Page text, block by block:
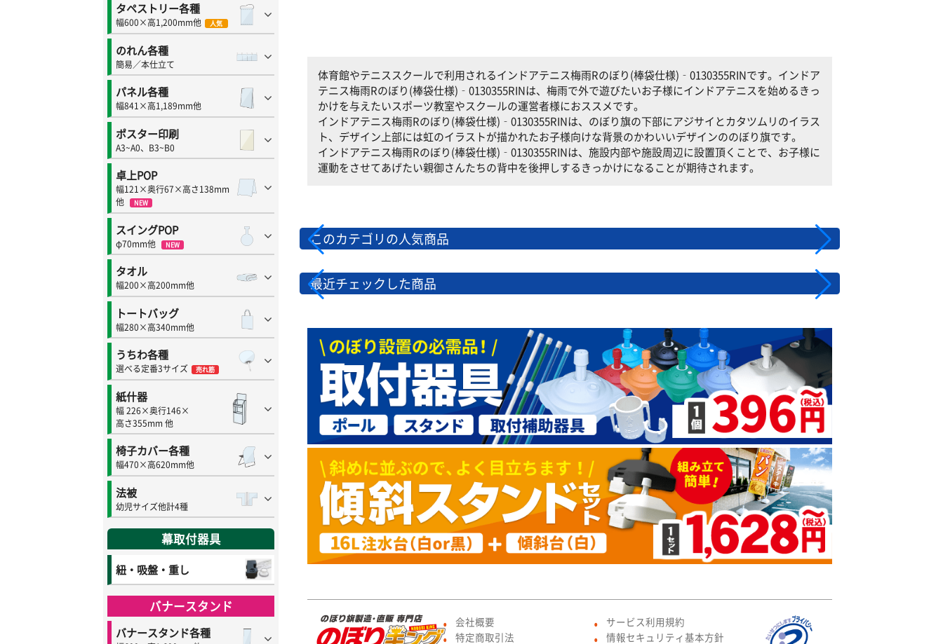
タペストリー各種
幅600×高1,200mm他 人気
のれん各種
簡易／本仕立て
パネル各種
幅841×高1,189mm他
ポスター印刷
A3~A0、B3~B0
卓上POP
幅121×奥行67×高さ138mm
他
NEW
スイングPOP
φ70mm他 NEW
タオル
幅200×高200mm他
トートバッグ
幅280×高340mm他
うちわ各種
選べる定番3サイズ 売れ筋
紙什器
幅 226×奥行146×
高さ355mm 他
椅子カバー各種
幅470×高620mm他
法被
幼児サイズ他計4種
幕取付器具
紐・吸盤・重し
バナースタンド
バナースタンド各種
体育館やテニススクールで利用されるインドアテニス梅雨Rのぼり(棒袋仕様)‐0130355RINです。インドア
テニス梅雨Rのぼり(棒袋仕様)‐0130355RINは、梅雨で外で遊びたいお子様にインドアテニスを始めるきっ
かけを与えたいスポーツ教室やスクールの運営者様におススメです。
インドアテニス梅雨Rのぼり(棒袋仕様)‐0130355RINは、のぼり旗の下部にアジサイとカタツムリのイラス
ト、デザイン上部には虹のイラストが描かれたお子様向けな背景のかわいいデザインののぼり旗です。
インドアテニス梅雨Rのぼり(棒袋仕様)‐0130355RINは、施設内部や施設周辺に設置頂くことで、お子様に
運動をさせてあげたい親御さんたちの背中を後押しするきっかけになることが期待されます。
このカテゴリの人気商品
最近チェックした商品
● 会社概要
● 特定商取引法
● サービス利用規約
● 情報セキュリティ基本方針